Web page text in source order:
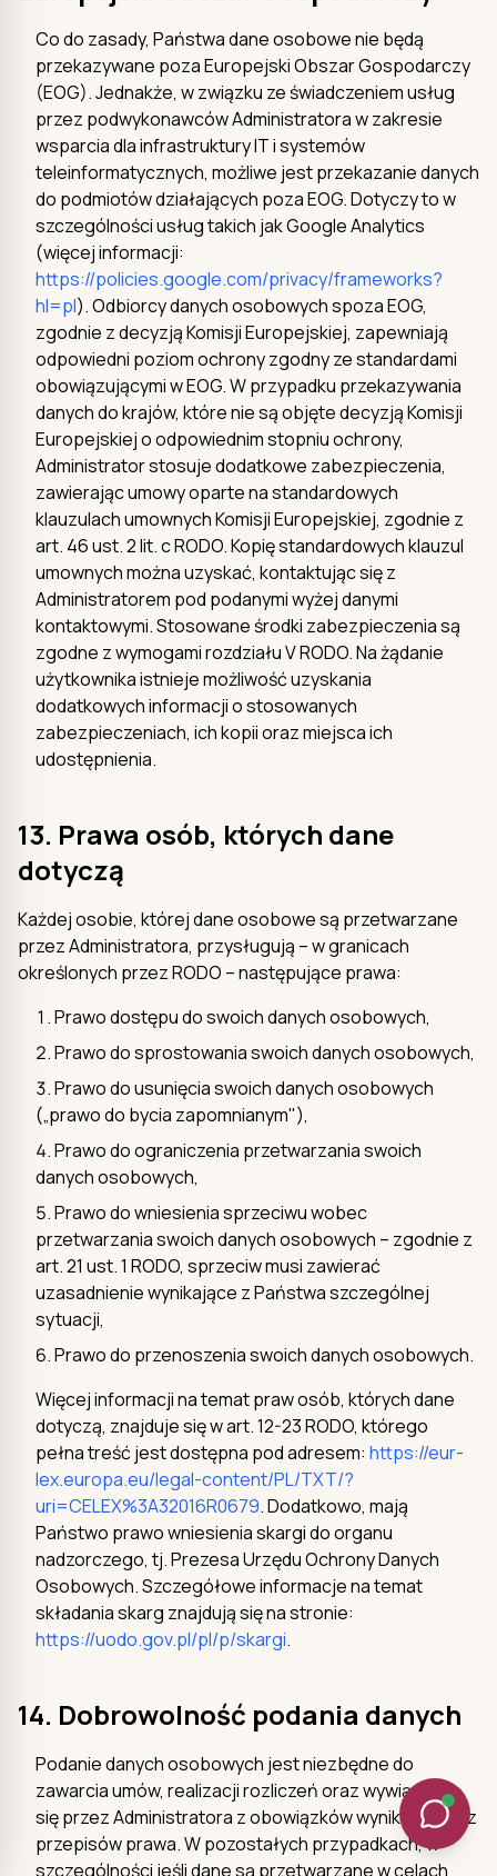
Co do zasady, Państwa dane osobowe nie będą
przekazywane poza Europejski Obszar Gospodarczy
(EOG). Jednakże, w związku ze świadczeniem usług
przez podwykonawców Administratora w zakresie
wsparcia dla infrastruktury IT i systemów
teleinformatycznych, możliwe jest przekazanie danych
do podmiotów działających poza EOG. Dotyczy to w
szczególności usług takich jak Google Analytics
(więcej informacji:
https://policies.google.com/privacy/frameworks?
hl=pl). Odbiorcy danych osobowych spoza EOG,
zgodnie z decyzją Komisji Europejskiej, zapewniają
odpowiedni poziom ochrony zgodny ze standardami
obowiązującymi w EOG. W przypadku przekazywania
danych do krajów, które nie są objęte decyzją Komisji
Europejskiej o odpowiednim stopniu ochrony,
Administrator stosuje dodatkowe zabezpieczenia,
zawierając umowy oparte na standardowych
klauzulach umownych Komisji Europejskiej, zgodnie z
art. 46 ust. 2 lit. c RODO. Kopię standardowych klauzul
umownych można uzyskać, kontaktując się z
Administratorem pod podanymi wyżej danymi
kontaktowymi. Stosowane środki zabezpieczenia są
zgodne z wymogami rozdziału V RODO. Na żądanie
użytkownika istnieje możliwość uzyskania
dodatkowych informacji o stosowanych
zabezpieczeniach, ich kopii oraz miejsca ich
udostępnienia.
13. Prawa osób, których dane
dotyczą
Każdej osobie, której dane osobowe są przetwarzane
przez Administratora, przysługują – w granicach
określonych przez RODO – następujące prawa:
Prawo dostępu do swoich danych osobowych,
Prawo do sprostowania swoich danych osobowych,
Prawo do usunięcia swoich danych osobowych
(„prawo do bycia zapomnianym"),
Prawo do ograniczenia przetwarzania swoich
danych osobowych,
Prawo do wniesienia sprzeciwu wobec
przetwarzania swoich danych osobowych – zgodnie z
art. 21 ust. 1 RODO, sprzeciw musi zawierać
uzasadnienie wynikające z Państwa szczególnej
sytuacji,
Prawo do przenoszenia swoich danych osobowych.
Więcej informacji na temat praw osób, których dane
dotyczą, znajduje się w art. 12-23 RODO, którego
pełna treść jest dostępna pod adresem: https://eur-
lex.europa.eu/legal-content/PL/TXT/?
uri=CELEX%3A32016R0679. Dodatkowo, mają
Państwo prawo wniesienia skargi do organu
nadzorczego, tj. Prezesa Urzędu Ochrony Danych
Osobowych. Szczegółowe informacje na temat
składania skarg znajdują się na stronie:
https://uodo.gov.pl/pl/p/skargi.
14. Dobrowolność podania danych
Podanie danych osobowych jest niezbędne do
zawarcia umów, realizacji rozliczeń oraz wywiązania
się przez Administratora z obowiązków wynikających z
przepisów prawa. W pozostałych przypadkach, w
szczególności jeśli dane są przetwarzane w celach